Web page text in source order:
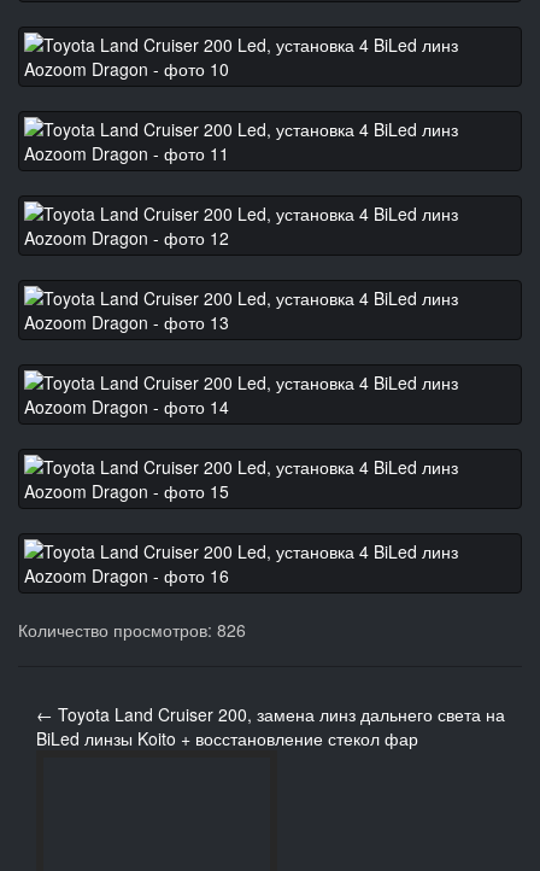
Количество просмотров: 826
← Toyota Land Cruiser 200, замена линз дальнего света на
BiLed линзы Koito + восстановление стекол фар